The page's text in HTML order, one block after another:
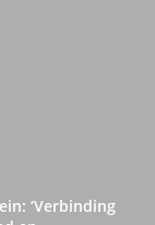
‘Verbinding